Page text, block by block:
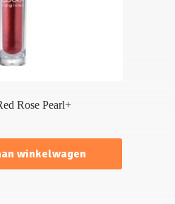
Rose Pearl+
winkelwagen